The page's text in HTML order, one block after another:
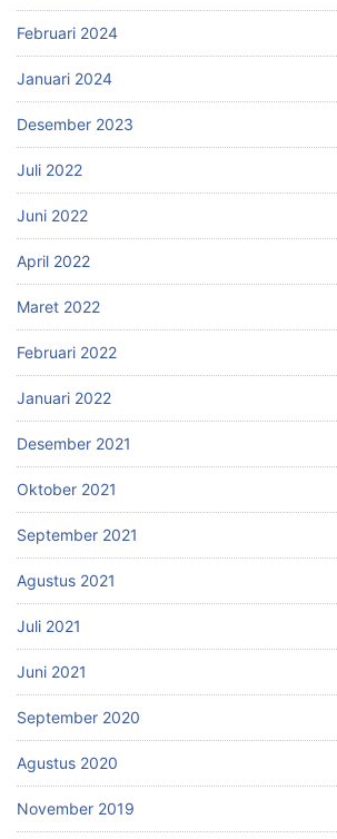
Februari 2024
Januari 2024
Desember 2023
Juli 2022
Juni 2022
April 2022
Maret 2022
Februari 2022
Januari 2022
Desember 2021
Oktober 2021
September 2021
Agustus 2021
Juli 2021
Juni 2021
September 2020
Agustus 2020
November 2019